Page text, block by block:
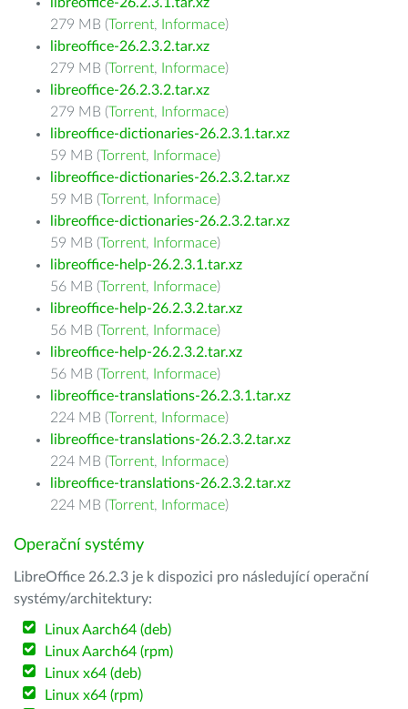
279 MB (Torrent, Informace)
libreoffice-26.2.3.2.tar.xz
279 MB (Torrent, Informace)
libreoffice-26.2.3.2.tar.xz
279 MB (Torrent, Informace)
libreoffice-dictionaries-26.2.3.1.tar.xz
59 MB (Torrent, Informace)
libreoffice-dictionaries-26.2.3.2.tar.xz
59 MB (Torrent, Informace)
libreoffice-dictionaries-26.2.3.2.tar.xz
59 MB (Torrent, Informace)
libreoffice-help-26.2.3.1.tar.xz
56 MB (Torrent, Informace)
libreoffice-help-26.2.3.2.tar.xz
56 MB (Torrent, Informace)
libreoffice-help-26.2.3.2.tar.xz
56 MB (Torrent, Informace)
libreoffice-translations-26.2.3.1.tar.xz
224 MB (Torrent, Informace)
libreoffice-translations-26.2.3.2.tar.xz
224 MB (Torrent, Informace)
libreoffice-translations-26.2.3.2.tar.xz
224 MB (Torrent, Informace)
Operační systémy
LibreOffice 26.2.3 je k dispozici pro následující operační
systémy/architektury:
Linux Aarch64 (deb)
Linux Aarch64 (rpm)
Linux x64 (deb)
Linux x64 (rpm)